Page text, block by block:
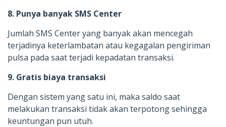
8. Punya banyak SMS Center
Jumlah SMS Center yang banyak akan mencegah
terjadinya keterlambatan atau kegagalan pengiriman
pulsa pada saat terjadi kepadatan transaksi.
9. Gratis biaya transaksi
Dengan sistem yang satu ini, maka saldo saat
melakukan transaksi tidak akan terpotong sehingga
keuntungan pun utuh.